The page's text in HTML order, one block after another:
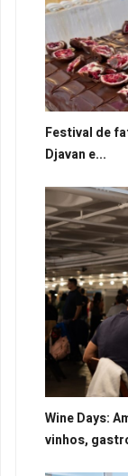
Festival de
Djavan e...
Wine Days:
vinhos,